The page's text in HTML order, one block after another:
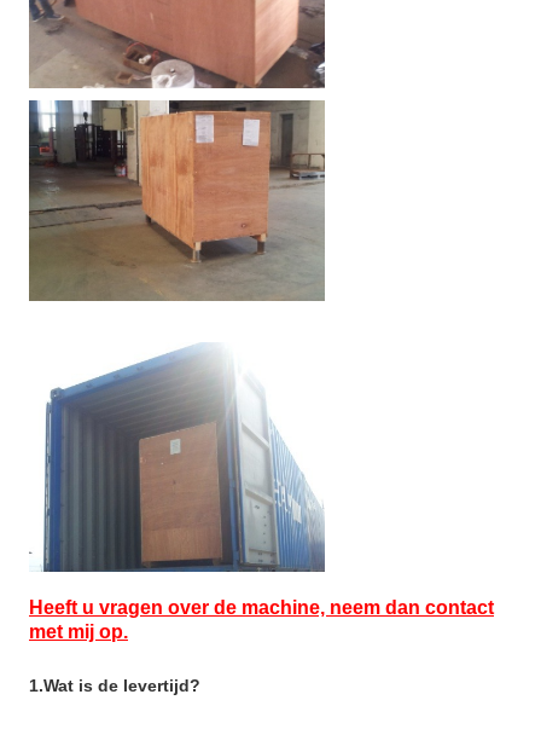
Heeft u vragen over de machine, neem dan contact
met mij op.
1.Wat is de levertijd?